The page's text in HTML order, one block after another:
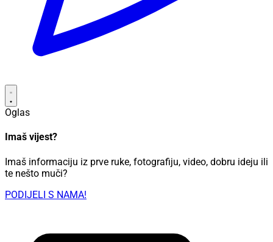
Oglas
Imaš vijest?
Imaš informaciju iz prve ruke, fotografiju, video, dobru ideju ili
te nešto muči?
PODIJELI S NAMA!